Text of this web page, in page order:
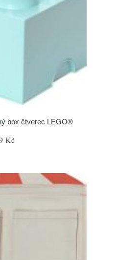
box čtverec LEGO®
Kč